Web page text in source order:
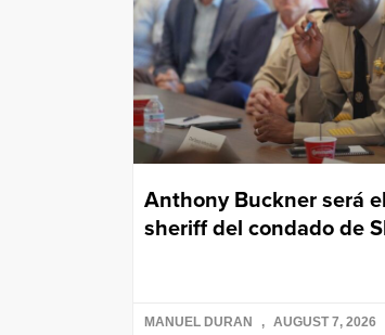
Anthony Buckner será
sheriff del condado de
MANUEL DURAN AUGUST 7, 2026